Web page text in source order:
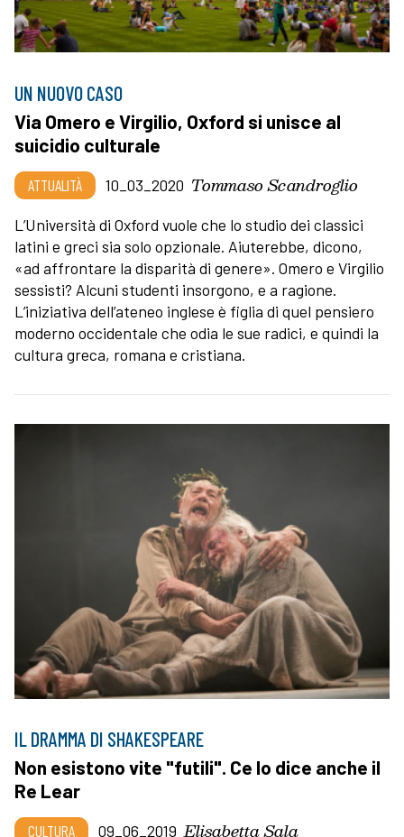
UN NUOVO CASO
Via Omero e Virgilio, Oxford si unisce al
suicidio culturale
ATTUALITÀ 10_03_2020 Tommaso Scandroglio
L’Università di Oxford vuole che lo studio dei classici
latini e greci sia solo opzionale. Aiuterebbe, dicono,
«ad affrontare la disparità di genere». Omero e Virgilio
sessisti? Alcuni studenti insorgono, e a ragione.
L’iniziativa dell’ateneo inglese è figlia di quel pensiero
moderno occidentale che odia le sue radici, e quindi la
cultura greca, romana e cristiana.
IL DRAMMA DI SHAKESPEARE
Non esistono vite "futili". Ce lo dice anche il
Re Lear
CULTURA 09_06_2019 Elisabetta Sala